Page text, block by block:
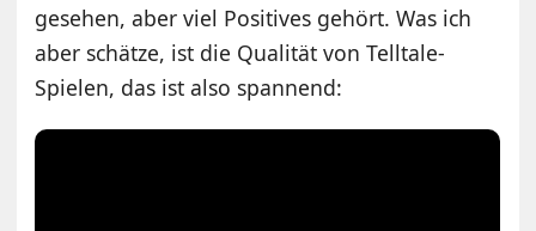
gesehen, aber viel Positives gehört. Was ich
aber schätze, ist die Qualität von Telltale-
Spielen, das ist also spannend: